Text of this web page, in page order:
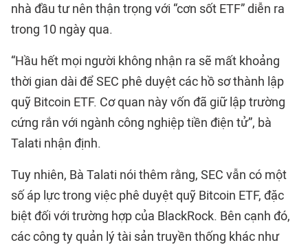
nhà đầu tư nên thận trọng với “cơn sốt ETF” diễn ra
trong 10 ngày qua.
“Hầu hết mọi người không nhận ra sẽ mất khoảng
thời gian dài để SEC phê duyệt các hồ sơ thành lập
quỹ Bitcoin ETF. Cơ quan này vốn đã giữ lập trường
cứng rắn với ngành công nghiệp tiền điện tử”, bà
Talati nhận định.
Tuy nhiên, Bà Talati nói thêm rằng, SEC vẫn có một
số áp lực trong việc phê duyệt quỹ Bitcoin ETF, đặc
biệt đối với trường hợp của BlackRock. Bên cạnh đó,
các công ty quản lý tài sản truyền thống khác như